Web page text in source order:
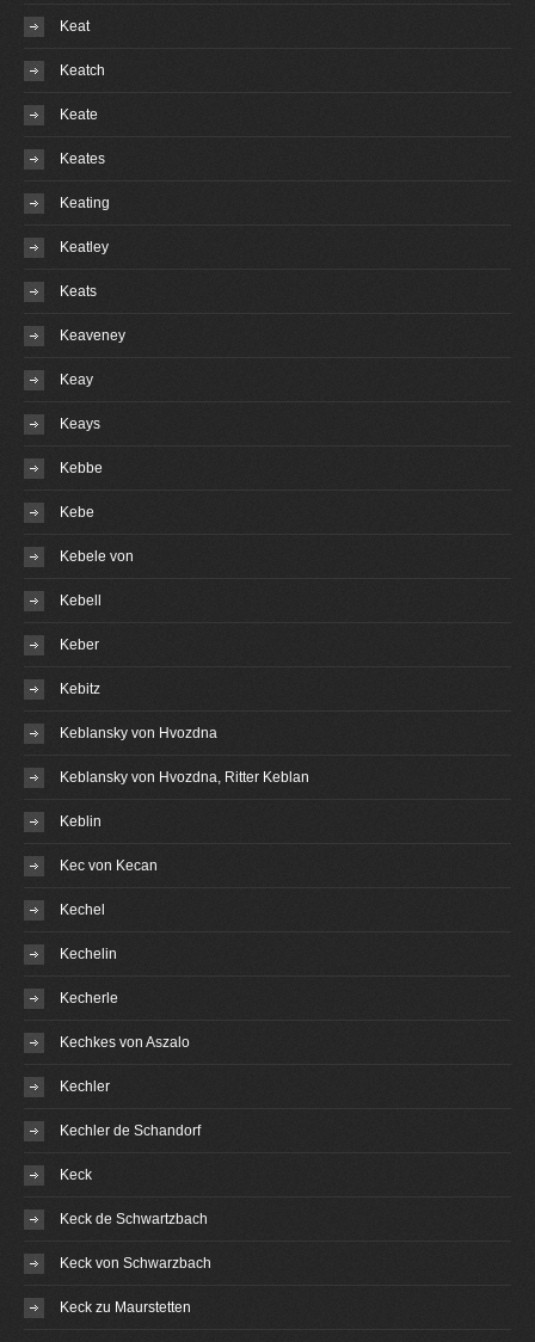
Keat
Keatch
Keate
Keates
Keating
Keatley
Keats
Keaveney
Keay
Keays
Kebbe
Kebe
Kebele von
Kebell
Keber
Kebitz
Keblansky von Hvozdna
Keblansky von Hvozdna, Ritter Keblan
Keblin
Kec von Kecan
Kechel
Kechelin
Kecherle
Kechkes von Aszalo
Kechler
Kechler de Schandorf
Keck
Keck de Schwartzbach
Keck von Schwarzbach
Keck zu Maurstetten